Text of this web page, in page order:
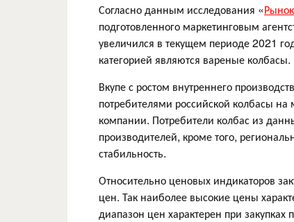
Согласно данным исследования «
подготовленного маркетинговым
увеличился в текущем периоде 2021
категорией являются вареные колбасы.
Вкупе с ростом внутреннего
потребителями российской колбасы
компании. Потребители колбас из
производителей, кроме того,
стабильность.
Относительно ценовых индикаторов
цен. Так наиболее высокие цены
диапазон цен характерен при закупках